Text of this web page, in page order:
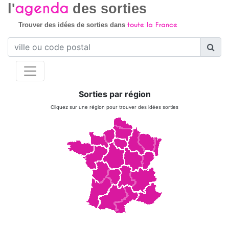
l'agenda des sorties
Trouver des idées de sorties dans toute la France
Sorties par région
Cliquez sur une région pour trouver des idées sorties